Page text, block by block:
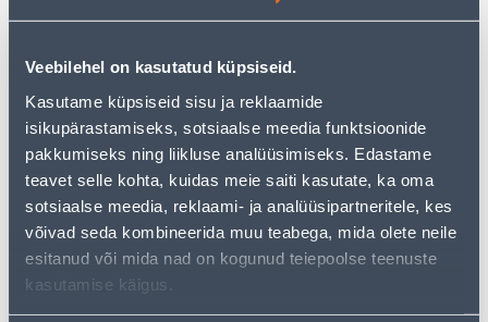
Veebilehel on kasutatud küpsiseid.
Kasutame küpsiseid sisu ja reklaamide
isikupärastamiseks, sotsiaalse meedia funktsioonide
pakkumiseks ning liikluse analüüsimiseks. Edastame
teavet selle kohta, kuidas meie saiti kasutate, ka oma
sotsiaalse meedia, reklaami- ja analüüsipartneritele, kes
võivad seda kombineerida muu teabega, mida olete neile
esitanud või mida nad on kogunud teiepoolse teenuste
kasutamise käigus.
• Väga mugavad ja kauakestvad nitriilkattega
töökindad.
• Sobivad ka eriti õlistesse tingimustesse olles ise
samal ajal ülimalt hästi hingavad.
• Suurus 11.
• 14-päevane tagastusõigus.
Доставка невозможна